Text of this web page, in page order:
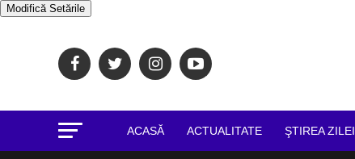
Modifică Setările
ACASĂ ACTUALITATE ŞTIREA ZILEI